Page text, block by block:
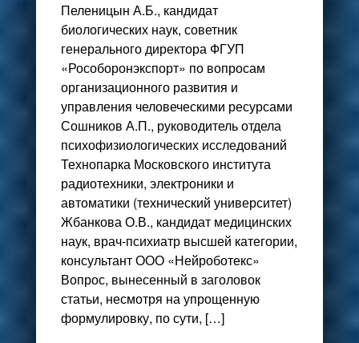
Пеленицын А.Б., кандидат
биологических наук, советник
генерального директора ФГУП
«Рособоронэкспорт» по вопросам
организационного развития и
управления человеческими ресурсами
Сошников А.П., руководитель отдела
психофизиологических исследований
Технопарка Московского института
радиотехники, электроники и
автоматики (технический университет)
Жбанкова О.В., кандидат медицинских
наук, врач-психиатр высшей категории,
консультант ООО «Нейроботекс»
Вопрос, вынесенный в заголовок
статьи, несмотря на упрощенную
формулировку, по сути, […]